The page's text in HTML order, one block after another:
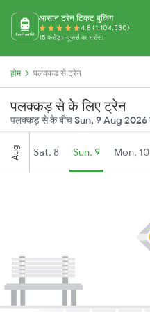
आसान ट्रेन टिकट बुकिंग
4.8 (1,104,530)
15 करोड़+ यूज़र्स का भरोसा
होम पलक्कड़ से ट्रेन
पलक्कड़ से के लिए ट्रेन
पलक्कड़ से के बीचSun, 9 Aug 2026
Aug Sat, 8 Sun, 9 Mon, 10